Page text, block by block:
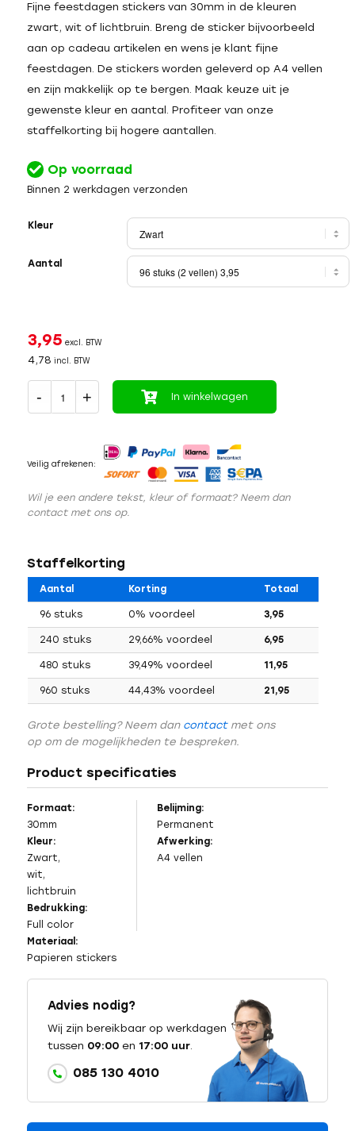
Fijne feestdagen stickers van 30mm in de kleuren
zwart, wit of lichtbruin. Breng de sticker bijvoorbeeld
aan op cadeau artikelen en wens je klant fijne
feestdagen. De stickers worden geleverd op A4 vellen
en zijn makkelijk op te bergen. Maak keuze uit je
gewenste kleur en aantal. Profiteer van onze
staffelkorting bij hogere aantallen.
Op voorraad
Binnen 2 werkdagen verzonden
Kleur
Aantal
3,95 excl. BTW
4,78 incl. BTW
In winkelwagen
Veilig afrekenen:
Wil je een andere tekst, kleur of formaat? Neem dan
contact met ons op.
Staffelkorting
Aantal Korting Totaal
96 stuks 0% voordeel 3,95
240 stuks 29,66% voordeel 6,95
480 stuks 39,49% voordeel 11,95
960 stuks 44,43% voordeel 21,95
Grote bestelling? Neem dan contactmet ons
op om de mogelijkheden te bespreken.
Product specificaties
Formaat:
30mm
Kleur:
Zwart,
wit,
lichtbruin
Bedrukking:
Full color
Materiaal:
Papieren stickers
Belijming:
Permanent
Afwerking:
A4 vellen
Advies nodig?
Wij zijn bereikbaar op werkdagen
tussen 09:00en 17:00 uur.
085 130 4010